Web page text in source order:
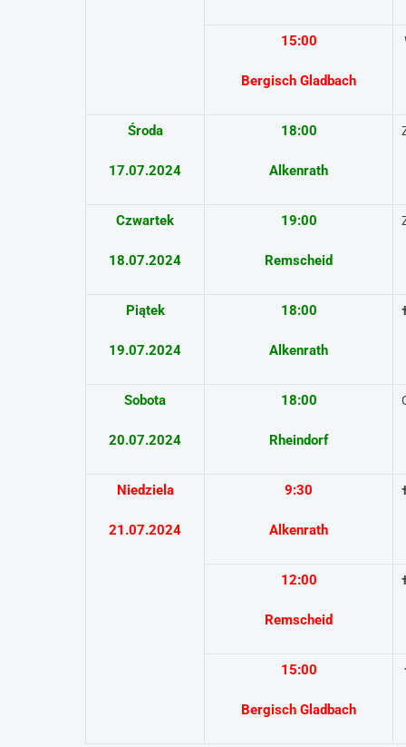
15:00
Bergisch Gladbach
Środa
17.07.2024
18:00
Alkenrath
Czwartek
18.07.2024
19:00
Remscheid
Piątek
19.07.2024
18:00
Alkenrath
Sobota
20.07.2024
18:00
Rheindorf
Niedziela
21.07.2024
9:30
Alkenrath
12:00
Remscheid
15:00
Bergisch Gladbach